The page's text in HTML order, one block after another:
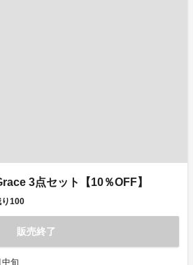
3点セット【10％OFF】
100
販売終了
旬